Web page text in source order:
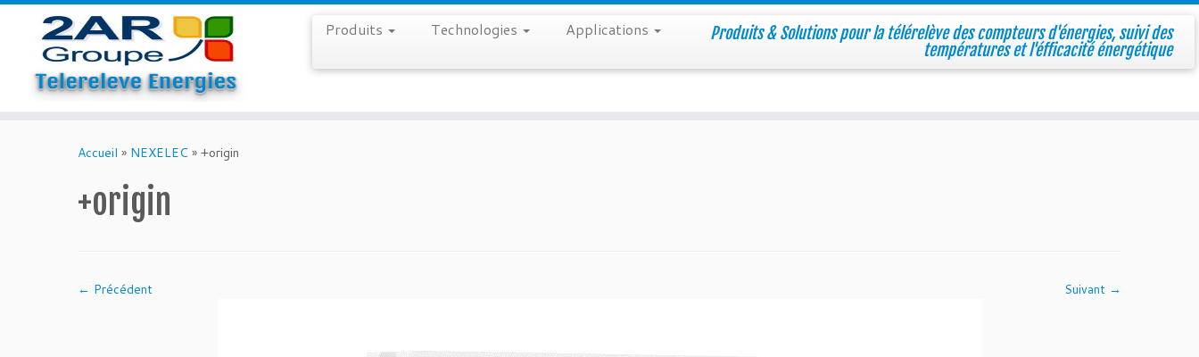
Produits & Solutions pour la télérelève des compteurs d'énergies, suivi des
températures et l'éfficacité énergétique
Produits Technologies Applications
Accueil » NEXELEC » +origin
+origin
← Précédent Suivant →